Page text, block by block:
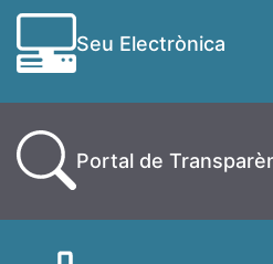
Seu Electrònica
Portal de